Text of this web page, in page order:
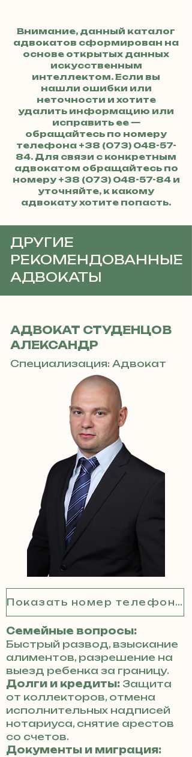
Внимание, данный каталог
адвокатов сформирован на
основе открытых данных
искусственным
интеллектом. Если вы
нашли ошибки или
неточности и хотите
удалить информацию или
исправить ее —
обращайтесь по номеру
телефона +38 (073) 048-57-
84. Для связи с конкретным
адвокатом обращайтесь по
номеру +38 (073) 048-57-84и
уточняйте, к какому
адвокату хотите попасть.
ДРУГИЕ
РЕКОМЕНДОВАННЫЕ
АДВОКАТЫ
АДВОКАТ СТУДЕНЦОВ
АЛЕКСАНДР
Специализация: Адвокат
Показать номер телефона
Семейные вопросы:
Быстрый развод, взыскание
алиментов, разрешение на
выезд ребенка за границу.
Долги и кредиты: Защита
от коллекторов, отмена
исполнительных надписей
нотариуса, снятие арестов
со счетов.
Документы и миграция: